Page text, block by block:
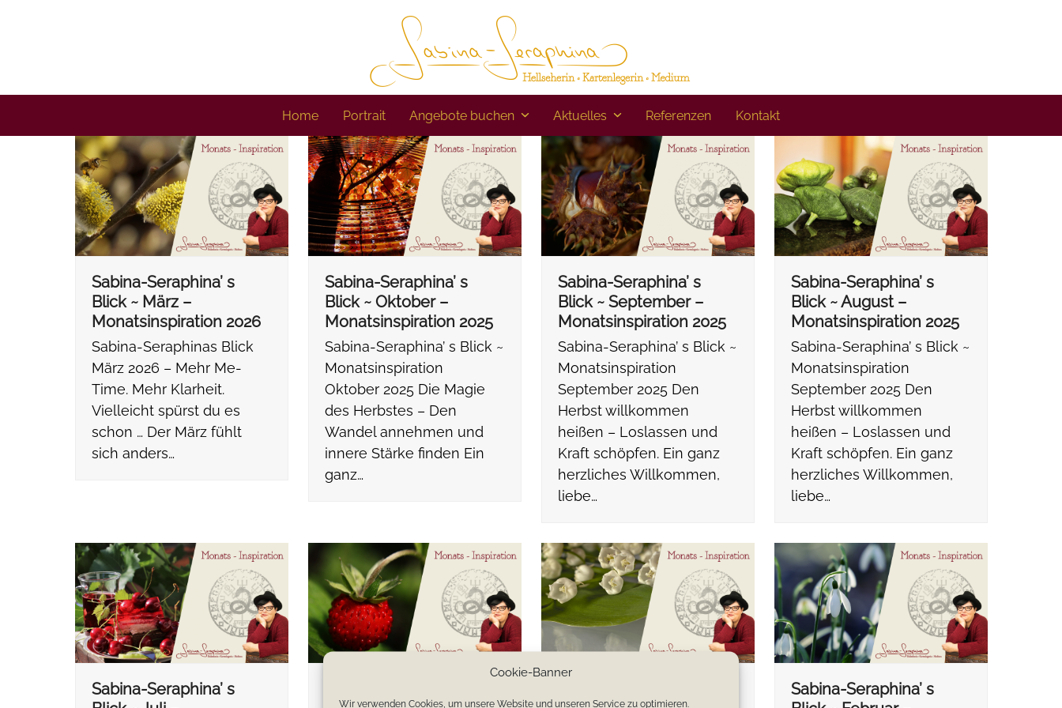
Cookie-Banner
Wir verwenden Cookies, um unsere Website und unseren Service zu optimieren.
Home Portrait Angebote buchen Aktuelles Referenzen Kontakt
Sabina-Seraphina’ s
Blick ~ März –
Monatsinspiration 2026
Sabina-Seraphinas Blick
März 2026 – Mehr Me-
Time. Mehr Klarheit.
Vielleicht spürst du es
schon … Der März fühlt
sich anders…
Sabina-Seraphina’ s
Blick ~ Oktober –
Monatsinspiration 2025
Sabina-Seraphina’ s Blick ~
Monatsinspiration
Oktober 2025 Die Magie
des Herbstes – Den
Wandel annehmen und
innere Stärke finden Ein
ganz…
Sabina-Seraphina’ s
Blick ~ September –
Monatsinspiration 2025
Sabina-Seraphina’ s Blick ~
Monatsinspiration
September 2025 Den
Herbst willkommen
heißen – Loslassen und
Kraft schöpfen. Ein ganz
herzliches Willkommen,
liebe…
Sabina-Seraphina’ s
Blick ~ August –
Monatsinspiration 2025
Sabina-Seraphina’ s Blick ~
Monatsinspiration
September 2025 Den
Herbst willkommen
heißen – Loslassen und
Kraft schöpfen. Ein ganz
herzliches Willkommen,
liebe…
Sabina-Seraphina’ s
Sabina-Seraphina’ s